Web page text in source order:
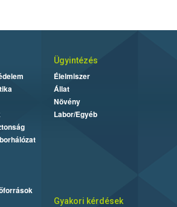
Ügyintézés
Élelmiszer
Állat
Növény
Labor/Egyéb
Gyakori kérdések